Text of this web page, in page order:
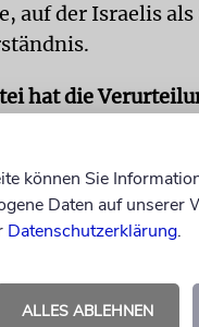
auf der Israelis
hat die
klar formuliert. Die
Debatten
können Sie
Daten auf unserer
Datenschutzerklärung.
ALLES ABLEHNEN